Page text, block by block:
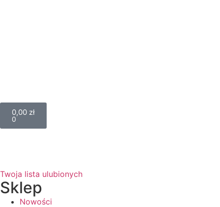
0,00 zł
0
Twoja lista ulubionych
Sklep
Nowości